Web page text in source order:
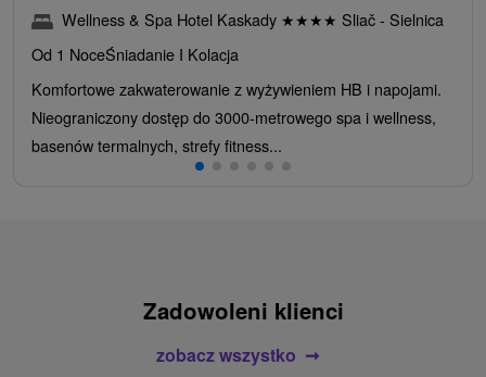
Wellness & Spa Hotel Kaskady ★★★★ Sliač - Sielnica
Od 1 NoceŚniadanie I Kolacja
Komfortowe zakwaterowanie z wyżywieniem HB i napojami.
Nieograniczony dostęp do 3000-metrowego spa i wellness,
basenów termalnych, strefy fitness...
Zadowoleni klienci
zobacz wszystko